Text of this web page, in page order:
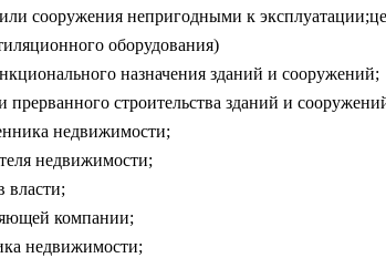
сооружения непригодными к
оборудования)
назначения зданий и сооружений;
строительства зданий и
недвижимости;
недвижимости;
власти;
компании;
недвижимости;